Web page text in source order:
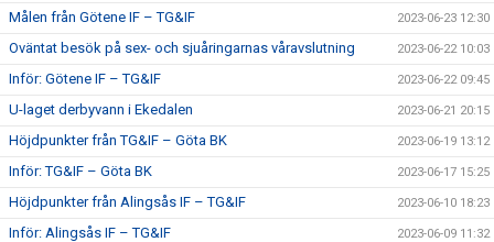
Målen från Götene IF – TG&IF 2023-06-23 12:30
Oväntat besök på sex- och sjuåringarnas våravslutning 2023-06-22 10:03
Inför: Götene IF – TG&IF 2023-06-22 09:45
U-laget derbyvann i Ekedalen 2023-06-21 20:15
Höjdpunkter från TG&IF – Göta BK 2023-06-19 13:12
Inför: TG&IF – Göta BK 2023-06-17 15:25
Höjdpunkter från Alingsås IF – TG&IF 2023-06-10 18:23
Inför: Alingsås IF – TG&IF 2023-06-09 11:32